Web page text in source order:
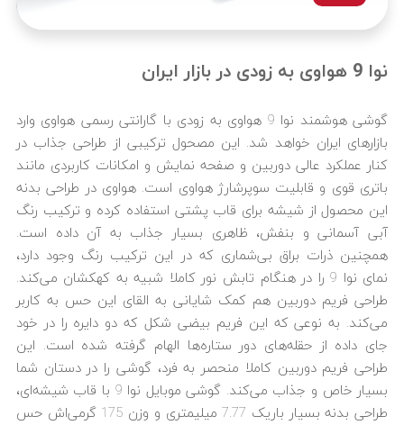
نوا 9 هواوی به زودی در بازار ایران
گوشی هوشمند نوا 9 هواوی به زودی با گارانتی رسمی هواوی وارد
بازارهای ایران خواهد شد. این مصحول ترکیبی از طراحی جذاب در
کنار عملکرد عالی دوربین و صفحه نمایش و امکانات کاربردی مانند
باتری قوی و قابلیت سوپرشارژ هواوی است. هواوی در طراحی بدنه
این محصول از شیشه برای قاب پشتی استفاده کرده و ترکیب رنگ
آبی آسمانی و بنفش، ظاهری بسیار جذاب به آن داده است.
همچنین ذرات براق بی‌شماری که در این ترکیب رنگ وجود دارد،
نمای نوا 9 را در هنگام تابش نور کاملا شبیه به کهکشان می‌کند.
طراحی فریم دوربین هم کمک شایانی به القای این حس به کاربر
می‌کند. به نوعی که این فریم بیضی شکل که دو دایره را در خود
جای داده از حقله‌های دور ستاره‌ها الهام گرفته شده است. این
طراحی فریم دوربین کاملا منحصر به فرد، گوشی را در دستان شما
بسیار خاص و جذاب می‌کند. گوشی موبایل نوا 9 با قاب شیشه‌ای،
طراحی بدنه بسیار باریک 7.77 میلیمتری و وزن 175 گرمی‌اش حس